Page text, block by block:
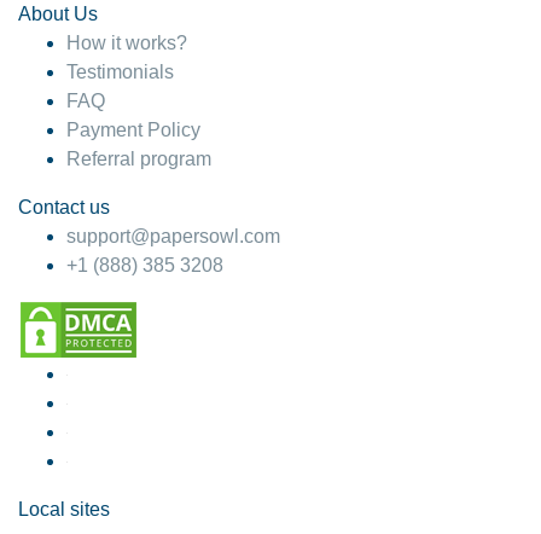
About Us
How it works?
Testimonials
FAQ
Payment Policy
Referral program
Contact us
support@papersowl.com
+1 (888) 385 3208
Local sites